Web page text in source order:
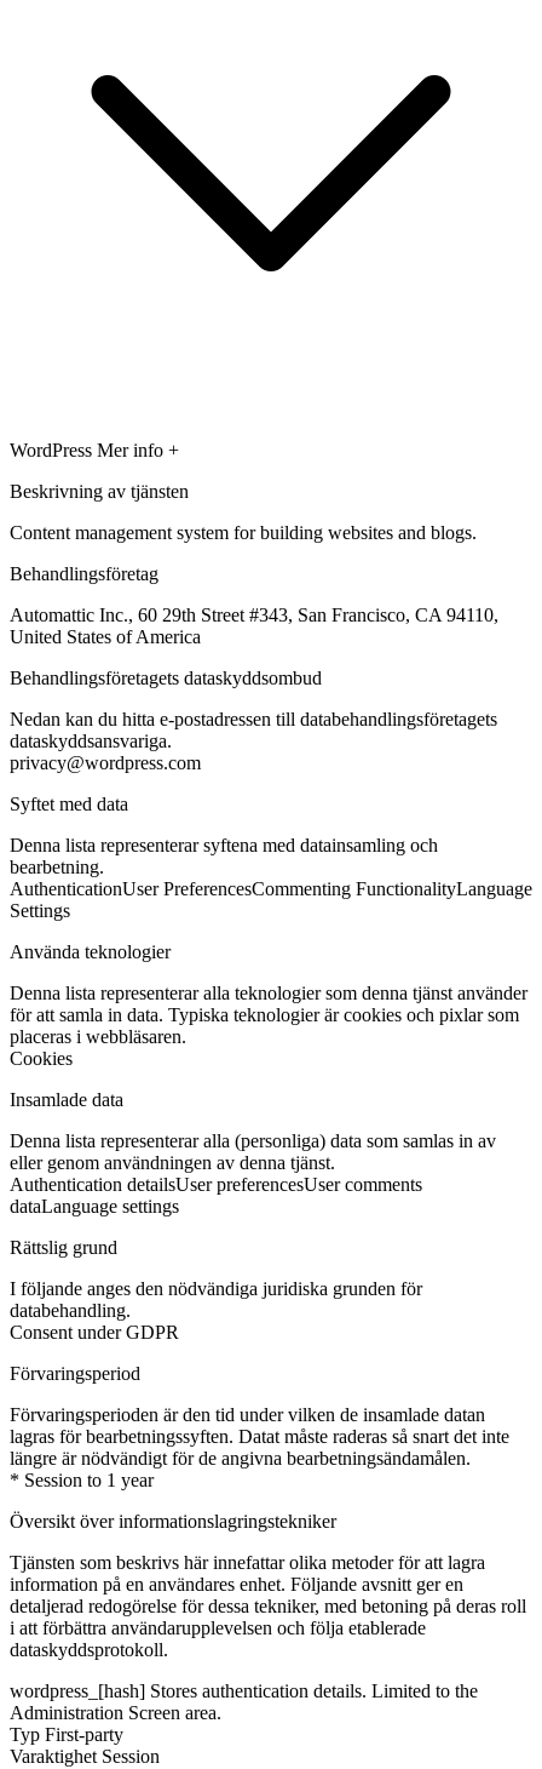
WordPress Mer info +
Beskrivning av tjänsten
Content management system for building websites and blogs.
Behandlingsföretag
Automattic Inc., 60 29th Street #343, San Francisco, CA 94110,
United States of America
Behandlingsföretagets dataskyddsombud
Nedan kan du hitta e-postadressen till databehandlingsföretagets
dataskyddsansvariga.
privacy@wordpress.com
Syftet med data
Denna lista representerar syftena med datainsamling och
bearbetning.
AuthenticationUser PreferencesCommenting FunctionalityLanguage
Settings
Använda teknologier
Denna lista representerar alla teknologier som denna tjänst använder
för att samla in data. Typiska teknologier är cookies och pixlar som
placeras i webbläsaren.
Cookies
Insamlade data
Denna lista representerar alla (personliga) data som samlas in av
eller genom användningen av denna tjänst.
Authentication detailsUser preferencesUser comments
dataLanguage settings
Rättslig grund
I följande anges den nödvändiga juridiska grunden för
databehandling.
Consent under GDPR
Förvaringsperiod
Förvaringsperioden är den tid under vilken de insamlade datan
lagras för bearbetningssyften. Datat måste raderas så snart det inte
längre är nödvändigt för de angivna bearbetningsändamålen.
* Session to 1 year
Översikt över informationslagringstekniker
Tjänsten som beskrivs här innefattar olika metoder för att lagra
information på en användares enhet. Följande avsnitt ger en
detaljerad redogörelse för dessa tekniker, med betoning på deras roll
i att förbättra användarupplevelsen och följa etablerade
dataskyddsprotokoll.
wordpress_[hash] Stores authentication details. Limited to the
Administration Screen area.
Typ First-party
Varaktighet Session